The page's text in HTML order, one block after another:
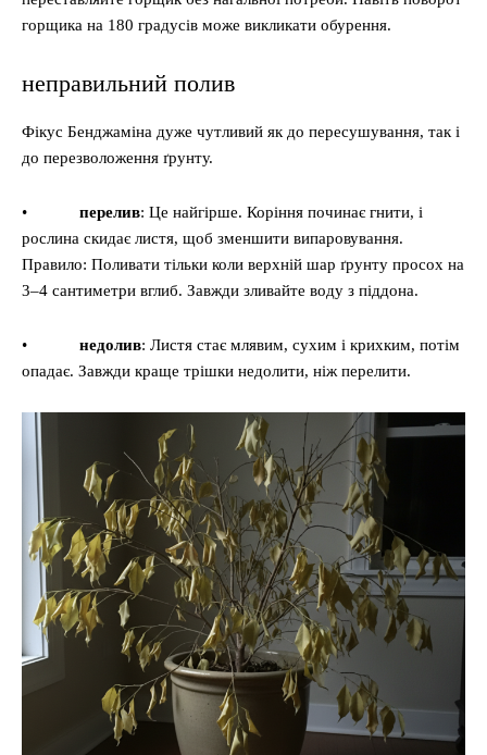
горщика на 180 градусів може викликати обурення.
неправильний полив
Фікус Бенджаміна дуже чутливий як до пересушування, так і
до перезволоження ґрунту.
• перелив: Це найгірше. Коріння починає гнити, і
рослина скидає листя, щоб зменшити випаровування.
Правило: Поливати тільки коли верхній шар ґрунту просох на
3–4 сантиметри вглиб. Завжди зливайте воду з піддона.
• недолив: Листя стає млявим, сухим і крихким, потім
опадає. Завжди краще трішки недолити, ніж перелити.